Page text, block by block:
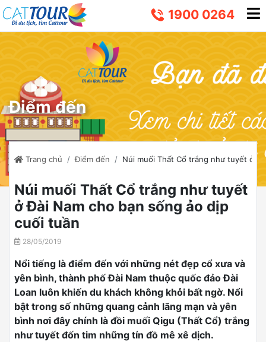
1900 0264
Điểm đến
Trang chủ Điểm đến Núi muối Thất Cổ trắng như tuyết ở
Núi muối Thất Cổ trắng như tuyết
ở Đài Nam cho bạn sống ảo dịp
cuối tuần
28/05/2019
Nổi tiếng là điểm đến với những nét đẹp cổ xưa và
yên bình, thành phố Đài Nam thuộc quốc đảo Đài
Loan luôn khiến du khách không khỏi bất ngờ. Nổi
bật trong số những quang cảnh lãng mạn và yên
bình nơi đây chính là đồi muối Qigu (Thất Cổ) trắng
như tuyết đốn tim những tín đồ mê xê dịch.